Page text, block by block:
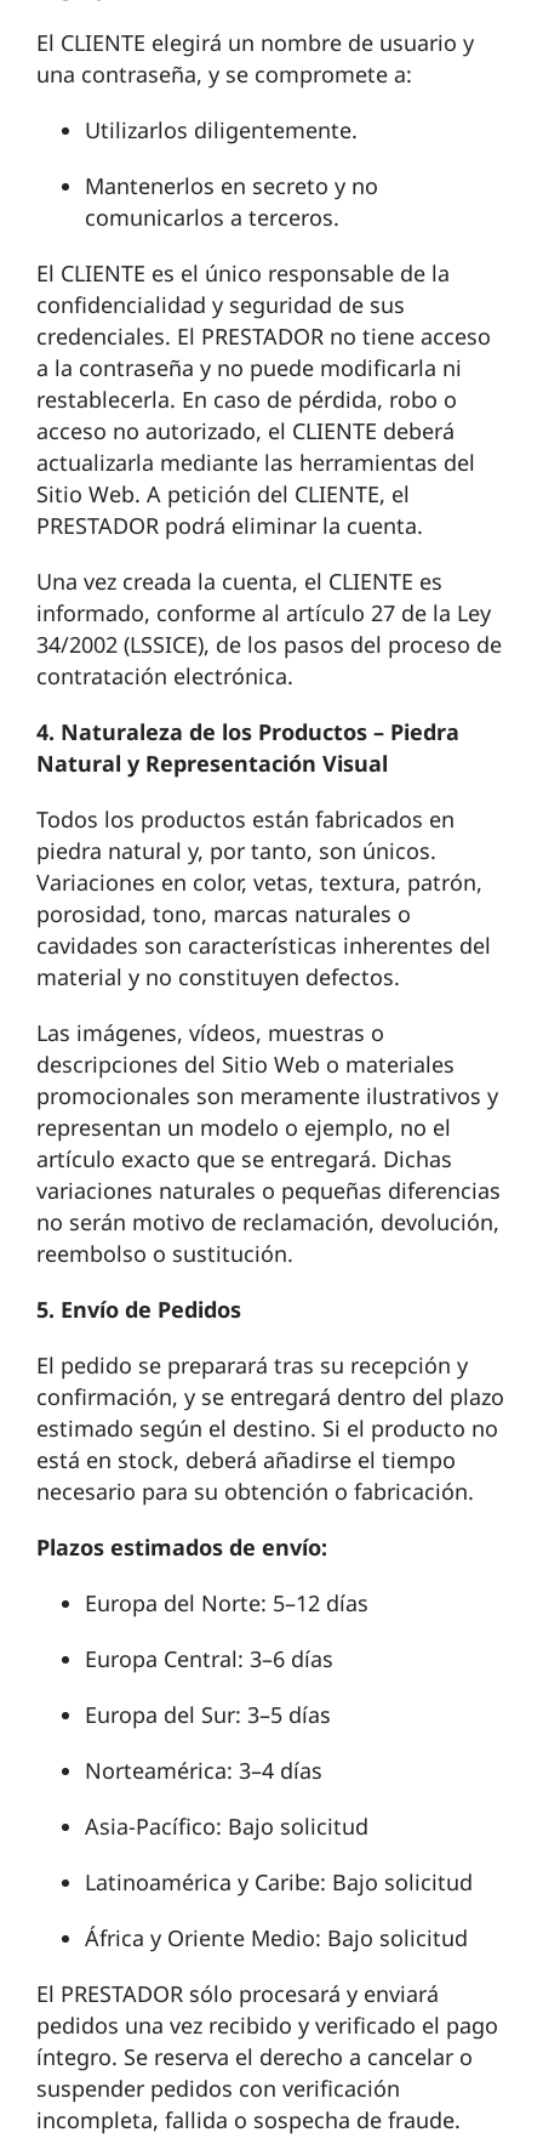
El CLIENTE elegirá un nombre de usuario y
una contraseña, y se compromete a:
Utilizarlos diligentemente.
Mantenerlos en secreto y no
comunicarlos a terceros.
El CLIENTE es el único responsable de la
confidencialidad y seguridad de sus
credenciales. El PRESTADOR no tiene acceso
a la contraseña y no puede modificarla ni
restablecerla. En caso de pérdida, robo o
acceso no autorizado, el CLIENTE deberá
actualizarla mediante las herramientas del
Sitio Web. A petición del CLIENTE, el
PRESTADOR podrá eliminar la cuenta.
Una vez creada la cuenta, el CLIENTE es
informado, conforme al artículo 27 de la Ley
34/2002 (LSSICE), de los pasos del proceso de
contratación electrónica.
4. Naturaleza de los Productos – Piedra
Natural y Representación Visual
Todos los productos están fabricados en
piedra natural y, por tanto, son únicos.
Variaciones en color, vetas, textura, patrón,
porosidad, tono, marcas naturales o
cavidades son características inherentes del
material y no constituyen defectos.
Las imágenes, vídeos, muestras o
descripciones del Sitio Web o materiales
promocionales son meramente ilustrativos y
representan un modelo o ejemplo, no el
artículo exacto que se entregará. Dichas
variaciones naturales o pequeñas diferencias
no serán motivo de reclamación, devolución,
reembolso o sustitución.
5. Envío de Pedidos
El pedido se preparará tras su recepción y
confirmación, y se entregará dentro del plazo
estimado según el destino. Si el producto no
está en stock, deberá añadirse el tiempo
necesario para su obtención o fabricación.
Plazos estimados de envío:
Europa del Norte: 5–12 días
Europa Central: 3–6 días
Europa del Sur: 3–5 días
Norteamérica: 3–4 días
Asia-Pacífico: Bajo solicitud
Latinoamérica y Caribe: Bajo solicitud
África y Oriente Medio: Bajo solicitud
El PRESTADOR sólo procesará y enviará
pedidos una vez recibido y verificado el pago
íntegro. Se reserva el derecho a cancelar o
suspender pedidos con verificación
incompleta, fallida o sospecha de fraude.